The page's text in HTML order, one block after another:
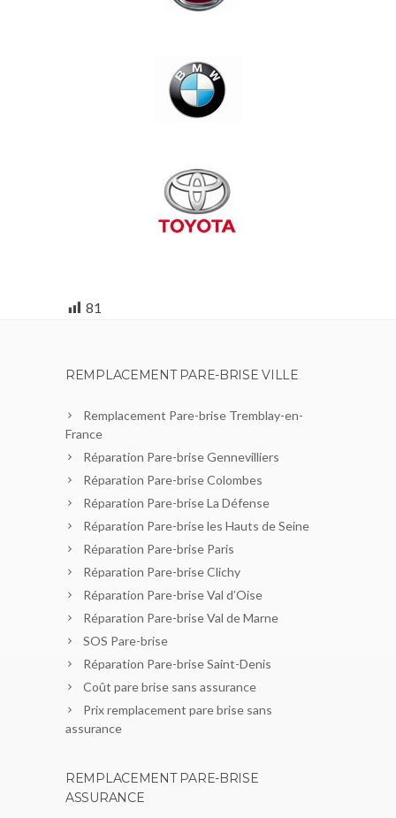
81
REMPLACEMENT PARE-BRISE VILLE
Remplacement Pare-brise Tremblay-en-
France
Réparation Pare-brise Gennevilliers
Réparation Pare-brise Colombes
Réparation Pare-brise La Défense
Réparation Pare-brise les Hauts de Seine
Réparation Pare-brise Paris
Réparation Pare-brise Clichy
Réparation Pare-brise Val d’Oise
Réparation Pare-brise Val de Marne
SOS Pare-brise
Réparation Pare-brise Saint-Denis
Coût pare brise sans assurance
Prix remplacement pare brise sans
assurance
REMPLACEMENT PARE-BRISE
ASSURANCE